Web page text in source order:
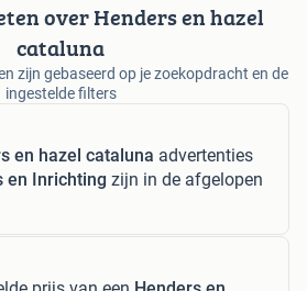
over Henders en hazel
cataluna
zijn gebaseerd op je zoekopdracht en de
ingestelde filters
en hazel cataluna advertenties
en Inrichting zijn in de afgelopen